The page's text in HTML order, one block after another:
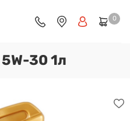
0
30 1л